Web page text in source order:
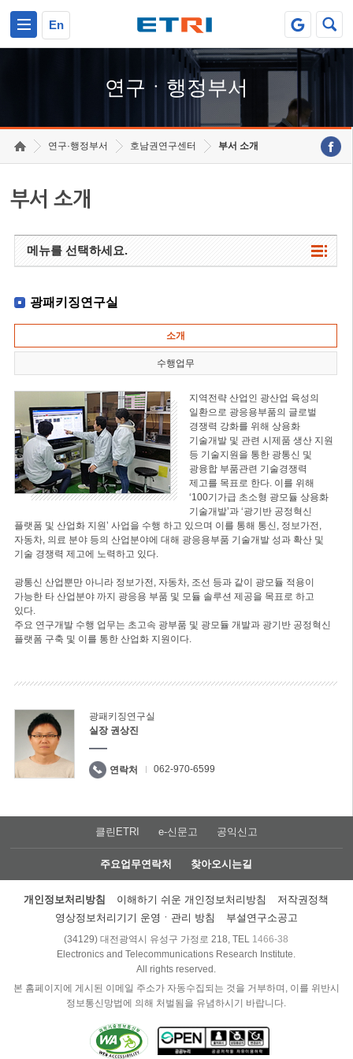
En
연구ㆍ행정부서
연구·행정부서 호남권연구센터 부서 소개
부서 소개
메뉴를 선택하세요.
광패키징연구실
소개
수행업무
지역전략 산업인 광산업 육성의
일환으로 광응용부품의 글로벌
경쟁력 강화를 위해 상용화
기술개발 및 관련 시제품 생산 지원
등 기술지원을 통한 광통신 및
광융합 부품관련 기술경쟁력
제고를 목표로 한다. 이를 위해
‘100기가급 초소형 광모듈 상용화
기술개발’과 ‘광기반 공정혁신
플랫폼 및 산업화 지원’ 사업을 수행 하고 있으며 이를 통해 통신, 정보가전,
자동차, 의료 분야 등의 산업분야에 대해 광응용부품 기술개발 성과 확산 및
기술 경쟁력 제고에 노력하고 있다.
광통신 산업뿐만 아니라 정보가전, 자동차, 조선 등과 같이 광모듈 적용이
가능한 타 산업분야 까지 광응용 부품 및 모듈 솔루션 제공을 목표로 하고
있다.
주요 연구개발 수행 업무는 초고속 광부품 및 광모듈 개발과 광기반 공정혁신
플랫폼 구축 및 이를 통한 산업화 지원이다.
광패키징연구실
실장 권상진
연락처 062-970-6599
클린ETRI e-신문고 공익신고
주요업무연락처 찾아오시는길
개인정보처리방침 이해하기 쉬운 개인정보처리방침
저작권정책
영상정보처리기기 운영ㆍ관리 방침
부설연구소공고
(34129) 대전광역시 유성구 가정로 218, TEL 1466-38
Electronics and Telecommunications Research Institute.
All rights reserved.
본 홈페이지에 게시된 이메일 주소가 자동수집되는 것을 거부하며, 이를 위반시
정보통신망법에 의해 처벌됨을 유념하시기 바랍니다.